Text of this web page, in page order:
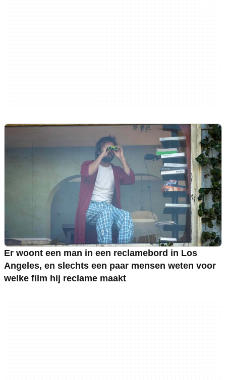
Er woont een man in een reclamebord in Los
Angeles, en slechts een paar mensen weten voor
welke film hij reclame maakt